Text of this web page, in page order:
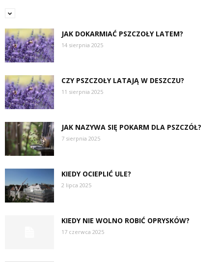
JAK DOKARMIAĆ PSZCZOŁY LATEM?
14 sierpnia 2025
CZY PSZCZOŁY LATAJĄ W DESZCZU?
11 sierpnia 2025
JAK NAZYWA SIĘ POKARM DLA PSZCZÓŁ?
7 sierpnia 2025
KIEDY OCIEPLIĆ ULE?
2 lipca 2025
KIEDY NIE WOLNO ROBIĆ OPRYSKÓW?
17 czerwca 2025